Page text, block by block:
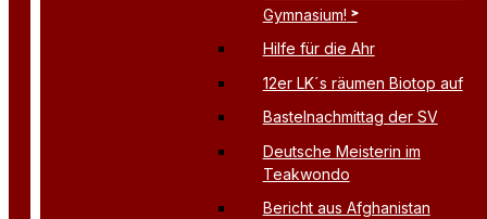
Gymnasium!
Hilfe für die Ahr
12er LK´s räumen Biotop auf
Bastelnachmittag der SV
Deutsche Meisterin im
Teakwondo
Bericht aus Afghanistan